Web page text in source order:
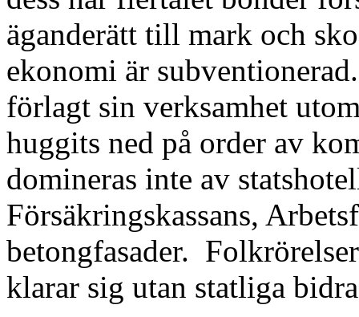
äganderätt till mark och
ekonomi är subventionerad.
förlagt sin verksamhet
huggits ned på order av
domineras inte av
Försäkringskassans,
betongfasader.
klarar sig utan statliga